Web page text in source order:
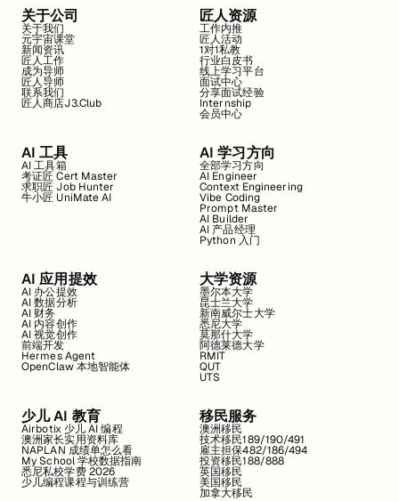
关于公司
关于我们
元宇宙课堂
新闻资讯
匠人工作
成为导师
匠人导师
联系我们
匠人商店J3.Club
匠人资源
工作内推
匠人活动
1对1私教
行业白皮书
线上学习平台
面试中心
分享面试经验
Internship
会员中心
AI 工具
AI 工具箱
考证匠 Cert Master
求职匠 Job Hunter
牛小匠 UniMate AI
AI 学习方向
全部学习方向
AI Engineer
Context Engineering
Vibe Coding
Prompt Master
AI Builder
AI 产品经理
Python 入门
AI 应用提效
AI 办公提效
AI 数据分析
AI 财务
AI 内容创作
AI 视觉创作
前端开发
Hermes Agent
OpenClaw 本地智能体
大学资源
墨尔本大学
昆士兰大学
新南威尔士大学
悉尼大学
莫那什大学
阿德莱德大学
RMIT
QUT
UTS
少儿 AI 教育
Airbotix 少儿 AI 编程
澳洲家长实用资料库
NAPLAN 成绩单怎么看
My School 学校数据指南
悉尼私校学费 2026
少儿编程课程与训练营
移民服务
澳洲移民
技术移民189/190/491
雇主担保482/186/494
投资移民188/888
英国移民
美国移民
加拿大移民